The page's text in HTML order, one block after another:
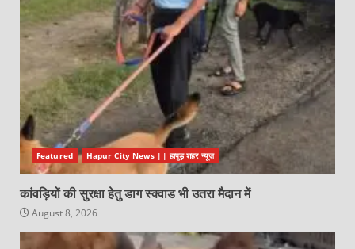
Featured Hapur City News || हापुड़ शहर न्यूज़
कांवड़ियों की सुरक्षा हेतु डाग स्क्वाड भी उतरा मैदान में
August 8, 2026